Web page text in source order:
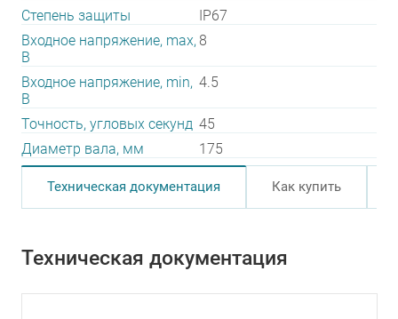
Степень защиты
IP67
Входное напряжение, max,
В
8
Входное напряжение, min,
В
4.5
Точность, угловых секунд 45
Диаметр вала, мм
175
Техническая документация Как купить
Техническая документация